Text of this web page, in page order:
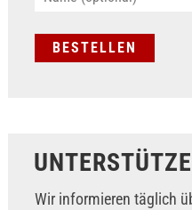
UNTERSTÜTZE
Wir informieren täglich